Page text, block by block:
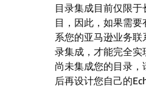
目录集成目前仅限
目，因此，如果需
系您的亚马逊业务联
录集成，才能完全实
尚未集成您的目录，
后再设计您自己的